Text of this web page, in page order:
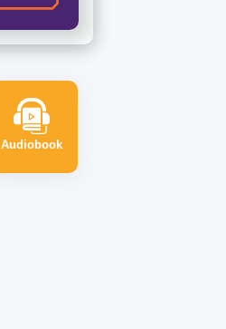
Audiobook